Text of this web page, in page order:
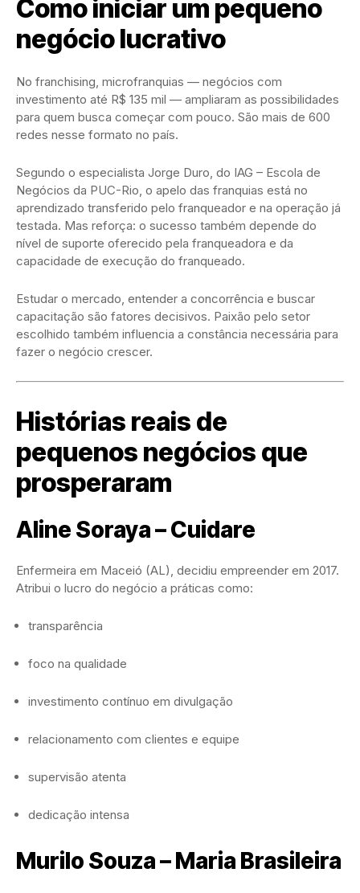
Como iniciar um pequeno
negócio lucrativo
No franchising, microfranquias — negócios com
investimento até R$ 135 mil — ampliaram as possibilidades
para quem busca começar com pouco. São mais de 600
redes nesse formato no país.
Segundo o especialista Jorge Duro, do IAG – Escola de
Negócios da PUC-Rio, o apelo das franquias está no
aprendizado transferido pelo franqueador e na operação já
testada. Mas reforça: o sucesso também depende do
nível de suporte oferecido pela franqueadora e da
capacidade de execução do franqueado.
Estudar o mercado, entender a concorrência e buscar
capacitação são fatores decisivos. Paixão pelo setor
escolhido também influencia a constância necessária para
fazer o negócio crescer.
Histórias reais de
pequenos negócios que
prosperaram
Aline Soraya – Cuidare
Enfermeira em Maceió (AL), decidiu empreender em 2017.
Atribui o lucro do negócio a práticas como:
transparência
foco na qualidade
investimento contínuo em divulgação
relacionamento com clientes e equipe
supervisão atenta
dedicação intensa
Murilo Souza – Maria Brasileira